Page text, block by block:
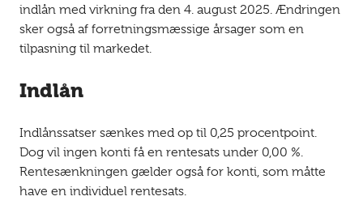
indlån med virkning fra den 4. august 2025. Ændringen
sker også af forretningsmæssige årsager som en
tilpasning til markedet.
Indlån
Indlånssatser sænkes med op til 0,25 procentpoint.
Dog vil ingen konti få en rentesats under 0,00 %.
Rentesænkningen gælder også for konti, som måtte
have en individuel rentesats.